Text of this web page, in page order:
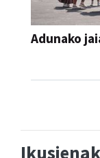
Adunako
Ikusienak